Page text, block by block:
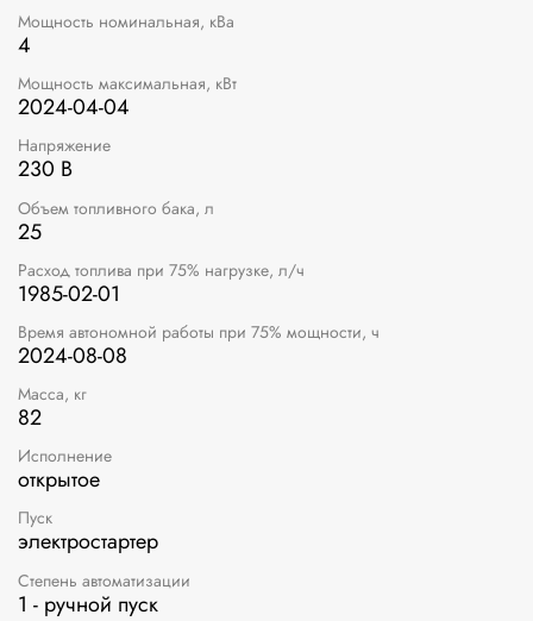
Мощность номинальная, кВа
4
Мощность максимальная, кВт
2024-04-04
Напряжение
230 В
Объем топливного бака, л
25
Расход топлива при 75% нагрузке, л/ч
1985-02-01
Время автономной работы при 75% мощности, ч
2024-08-08
Масса, кг
82
Исполнение
открытое
Пуск
электростартер
Степень автоматизации
1 - ручной пуск